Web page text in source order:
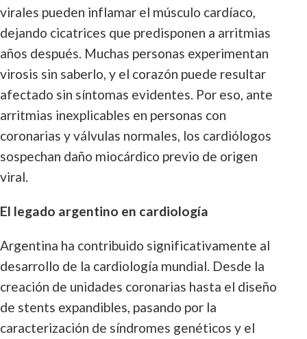
virales pueden inflamar el músculo cardíaco,
dejando cicatrices que predisponen a arritmias
años después. Muchas personas experimentan
virosis sin saberlo, y el corazón puede resultar
afectado sin síntomas evidentes. Por eso, ante
arritmias inexplicables en personas con
coronarias y válvulas normales, los cardiólogos
sospechan daño miocárdico previo de origen
viral.
El legado argentino en cardiología
Argentina ha contribuido significativamente al
desarrollo de la cardiología mundial. Desde la
creación de unidades coronarias hasta el diseño
de stents expandibles, pasando por la
caracterización de síndromes genéticos y el